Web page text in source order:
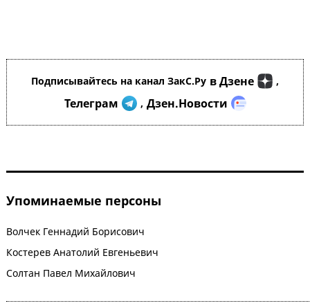
Подписывайтесь на канал ЗакС.Ру в Дзене ,
Телеграм , Дзен.Новости
Упоминаемые персоны
Волчек Геннадий Борисович
Костерев Анатолий Евгеньевич
Солтан Павел Михайлович